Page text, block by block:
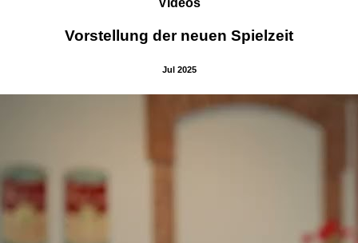
Videos
Vorstellung der neuen Spielzeit
Jul 2025